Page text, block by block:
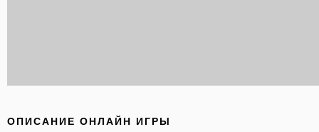
ОПИСАНИЕ ОНЛАЙН ИГРЫ